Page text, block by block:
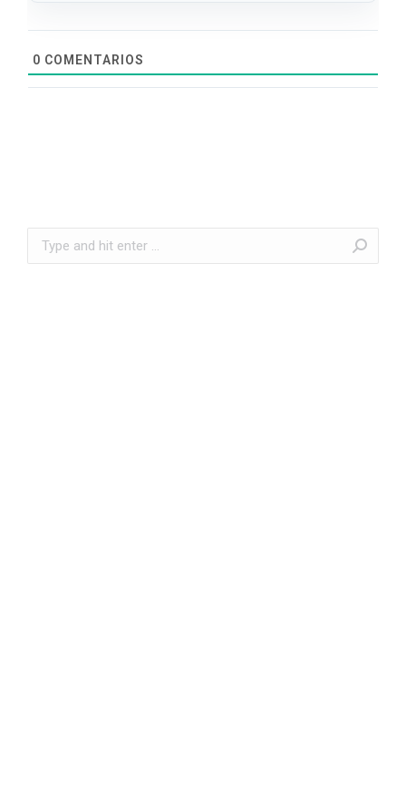
0 COMENTARIOS
Search: